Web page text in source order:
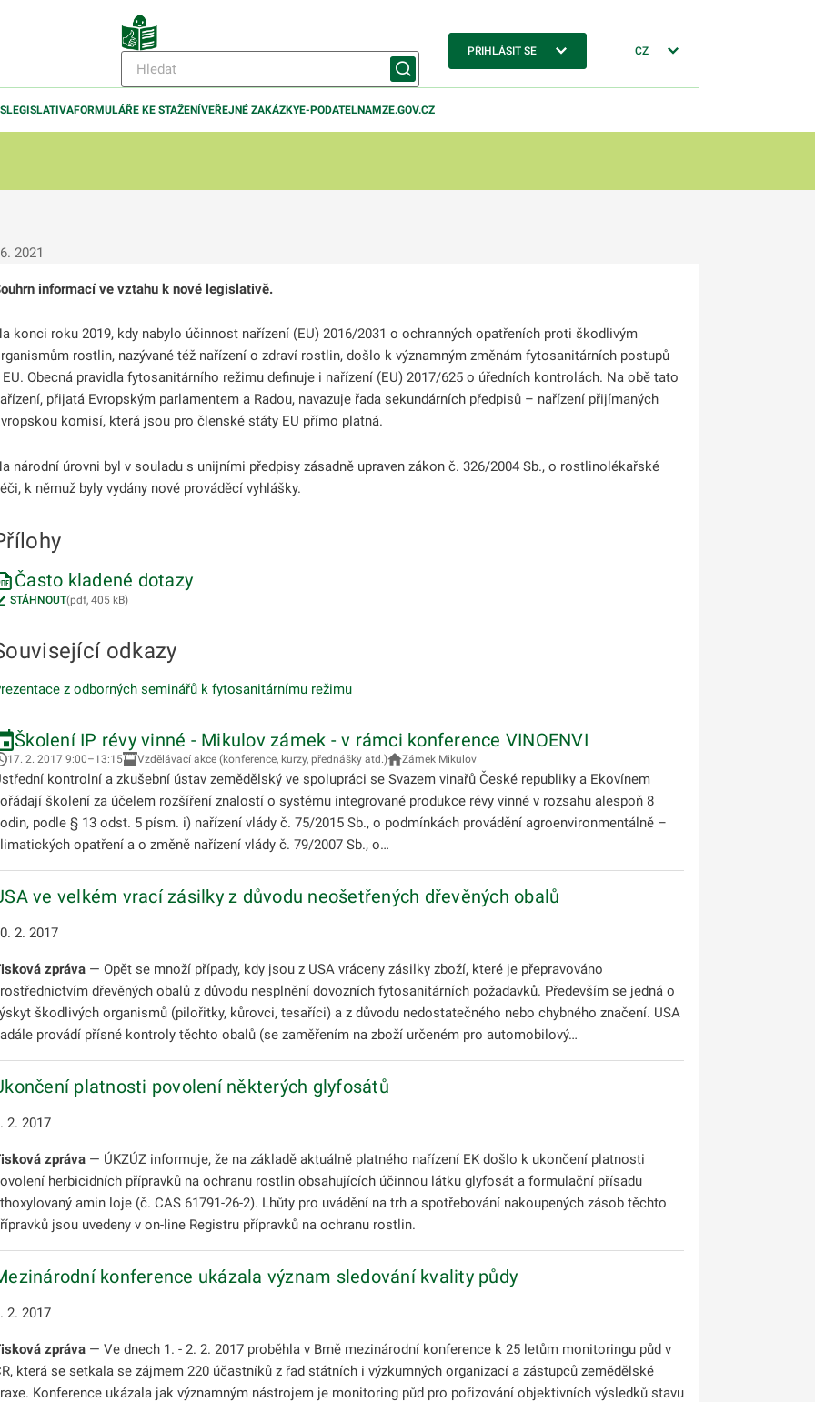
PŘIHLÁSIT SE CZ
LEGISLATIVAFORMULÁŘE KE STAŽENÍVEŘEJNÉ ZAKÁZKYE-PODATELNAMZE.GOV.CZ
2021
informací ve vztahu k nové legislativě.
konci roku 2019, kdy nabylo účinnost nařízení (EU) 2016/2031 o ochranných opatřeních proti škodlivým
rostlin, nazývané též nařízení o zdraví rostlin, došlo k významným změnám fytosanitárních postupů
EU. Obecná pravidla fytosanitárního režimu definuje i nařízení (EU) 2017/625 o úředních kontrolách. Na obě tato
přijatá Evropským parlamentem a Radou, navazuje řada sekundárních předpisů – nařízení přijímaných
komisí, která jsou pro členské státy EU přímo platná.
národní úrovni byl v souladu s unijními předpisy zásadně upraven zákon č. 326/2004 Sb., o rostlinolékařské
k němuž byly vydány nové prováděcí vyhlášky.
Často kladené dotazy
STÁHNOUT(pdf, 405 kB)
odkazy
z odborných seminářů k fytosanitárnímu režimu
Školení IP révy vinné - Mikulov zámek - v rámci konference VINOENVI
17. 2. 2017 9:00–13:15 Vzdělávací akce (konference, kurzy, přednášky atd.) Zámek Mikulov
kontrolní a zkušební ústav zemědělský ve spolupráci se Svazem vinařů České republiky a Ekovínem
školení za účelem rozšíření znalostí o systému integrované produkce révy vinné v rozsahu alespoň 8
podle § 13 odst. 5 písm. i) nařízení vlády č. 75/2015 Sb., o podmínkách provádění agroenvironmentálně –
opatření a o změně nařízení vlády č. 79/2007 Sb., o…
ve velkém vrací zásilky z důvodu neošetřených dřevěných obalů
2. 2017
zpráva — Opět se množí případy, kdy jsou z USA vráceny zásilky zboží, které je přepravováno
dřevěných obalů z důvodu nesplnění dovozních fytosanitárních požadavků. Především se jedná o
škodlivých organismů (pilořitky, kůrovci, tesaříci) a z důvodu nedostatečného nebo chybného značení. USA
provádí přísné kontroly těchto obalů (se zaměřením na zboží určeném pro automobilový…
platnosti povolení některých glyfosátů
2. 2017
zpráva — ÚKZÚZ informuje, že na základě aktuálně platného nařízení EK došlo k ukončení platnosti
herbicidních přípravků na ochranu rostlin obsahujících účinnou látku glyfosát a formulační přísadu
amin loje (č. CAS 61791-26-2). Lhůty pro uvádění na trh a spotřebování nakoupených zásob těchto
jsou uvedeny v on-line Registru přípravků na ochranu rostlin.
konference ukázala význam sledování kvality půdy
2. 2017
zpráva — Ve dnech 1. - 2. 2. 2017 proběhla v Brně mezinárodní konference k 25 letům monitoringu půd v
která se setkala se zájmem 220 účastníků z řad státních i výzkumných organizací a zástupců zemědělské
Konference ukázala jak významným nástrojem je monitoring půd pro pořizování objektivních výsledků stavu